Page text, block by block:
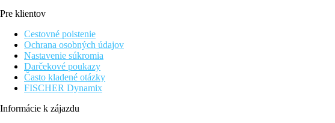
Pre klientov
Cestovné poistenie
Ochrana osobných údajov
Nastavenie súkromia
Darčekové poukazy
Často kladené otázky
FISCHER Dynamix
Informácie k zájazdu